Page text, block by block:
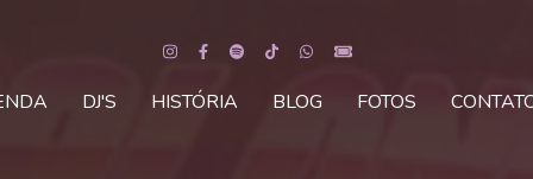
DJ'S HISTÓRIA BLOG FOTOS